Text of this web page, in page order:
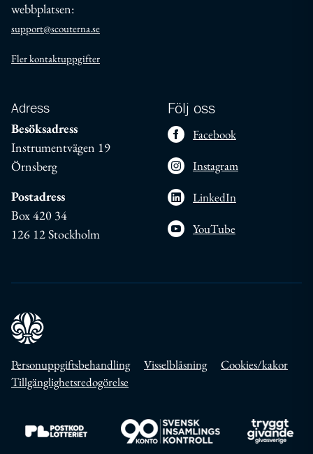
webbplatsen:
support@scouterna.se
Fler kontaktuppgifter
Adress
Besöksadress
Instrumentvägen 19
Örnsberg
Postadress
Box 420 34
126 12 Stockholm
Följ oss
Facebook
Instagram
LinkedIn
YouTube
Personuppgiftsbehandling Visselblåsning
Cookies/kakor
Tillgänglighetsredogörelse
Till https://www.postkodlotteriet.se/Till https://www.insamlingskontroll.se/
Till https://